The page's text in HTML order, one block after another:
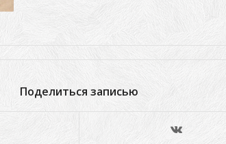
Поделиться записью